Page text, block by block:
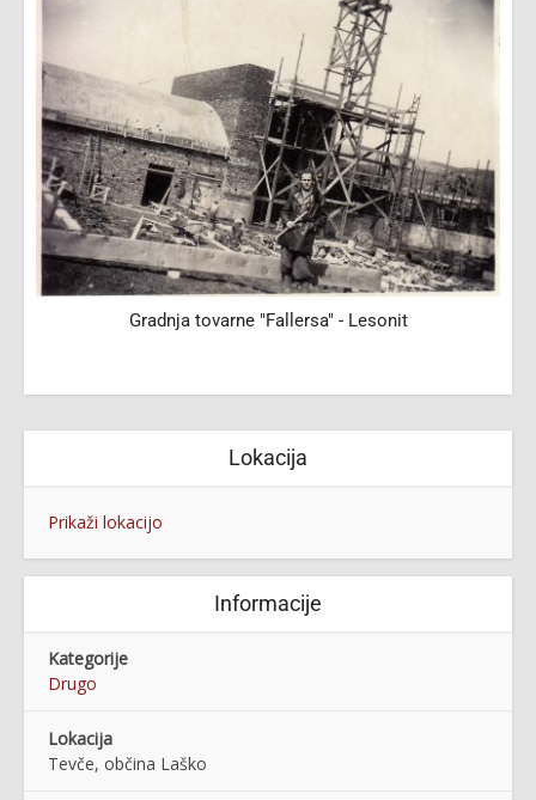
Gradnja tovarne "Fallersa" - Lesonit
Lokacija
Prikaži lokacijo
Informacije
Kategorije
Drugo
Lokacija
Tevče, občina Laško